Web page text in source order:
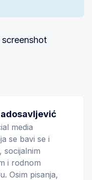
media
se bavi se i
socijalnim
i rodnom
Osim pisanja,